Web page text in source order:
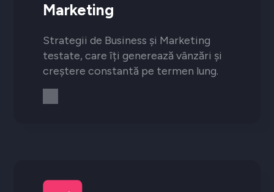
Marketing
Strategii de Business și Marketing
testate, care îți generează vânzări și
creștere constantă pe termen lung.